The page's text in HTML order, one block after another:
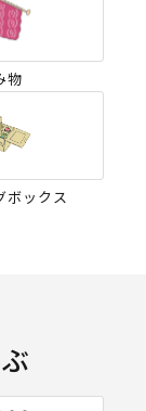
物
ボックス